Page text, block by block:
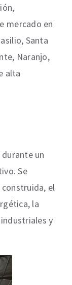
mercado en
Santa
Naranjo,
alta
un
Se
el
la
y